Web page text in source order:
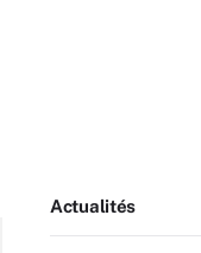
Actualités